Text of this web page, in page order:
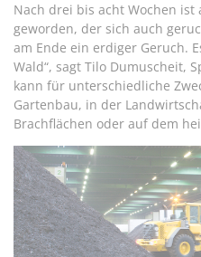
Nach drei bis acht Wochen
geworden, der sich auch
am Ende ein erdiger Geruch.
Wald“, sagt Tilo Dumuscheit,
kann für unterschiedliche
Gartenbau, in der
Brachflächen oder auf dem